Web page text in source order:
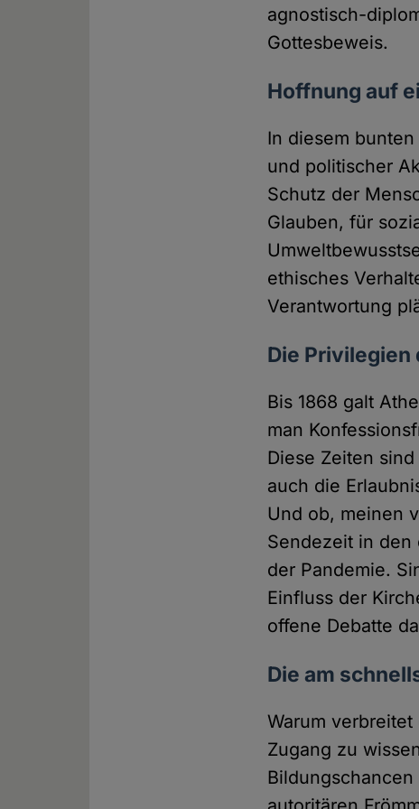
agnostisch-
Gottesbeweis.
Hoffnung auf
In diesem
und politischer
Schutz der
Glauben, für
ethisches
Verantwortung
Die
Bis 1868 galt
man
Diese Zeiten
auch die
Und ob, meinen
Sendezeit in
der Pandemie.
Einfluss der
offene Debatte
Die am
Warum
Zugang zu